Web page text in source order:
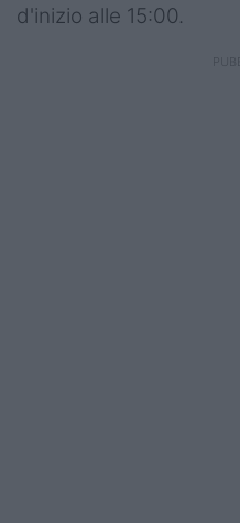
Mercato
d'inizio alle 15:00.